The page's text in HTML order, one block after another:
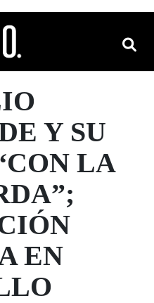
Y SU
LA
EN